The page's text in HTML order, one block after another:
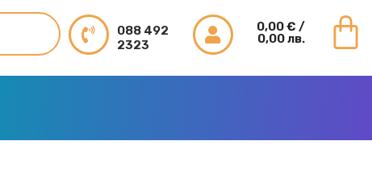
088 492
2323
0,00€ /
0,00 лв.